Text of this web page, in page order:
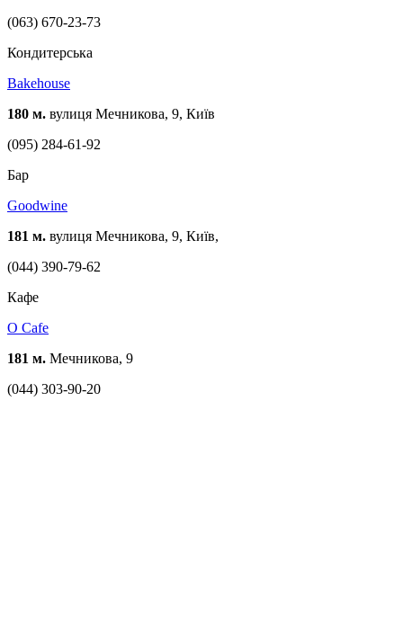
(063) 670-23-73
Кондитерська
Bakehouse
180 м. вулиця Мечникова, 9, Київ
(095) 284-61-92
Бар
Goodwine
181 м. вулиця Мечникова, 9, Київ,
(044) 390-79-62
Кафе
O Cafe
181 м. Мечникова, 9
(044) 303-90-20